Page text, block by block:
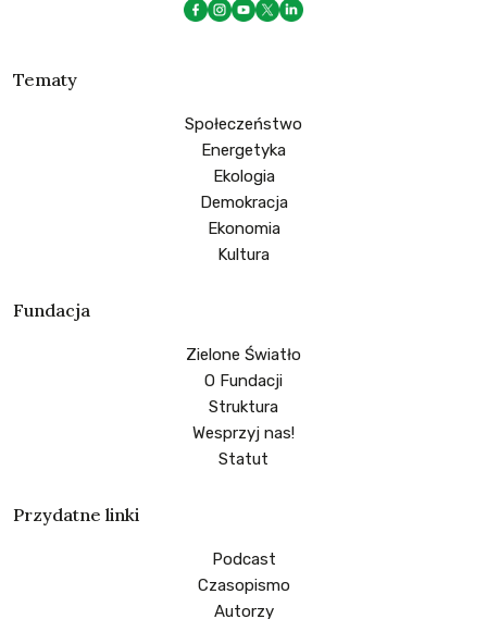
Tematy
Społeczeństwo
Energetyka
Ekologia
Demokracja
Ekonomia
Kultura
Fundacja
Zielone Światło
O Fundacji
Struktura
Wesprzyj nas!
Statut
Przydatne linki
Podcast
Czasopismo
Autorzy